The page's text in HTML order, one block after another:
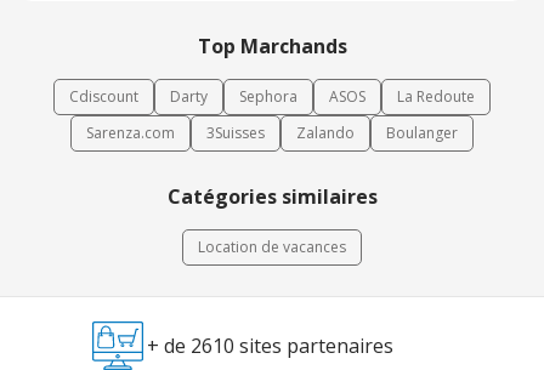
Top Marchands
Cdiscount Darty Sephora ASOS
La Redoute
Sarenza.com
3Suisses Zalando Boulanger
Catégories similaires
Location de vacances
+ de 2610 sites partenaires